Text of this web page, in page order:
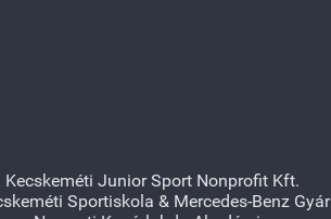
Kecskeméti Junior Sport Nonprofit Kft.
Sportiskola & Mercedes-Benz Gyár